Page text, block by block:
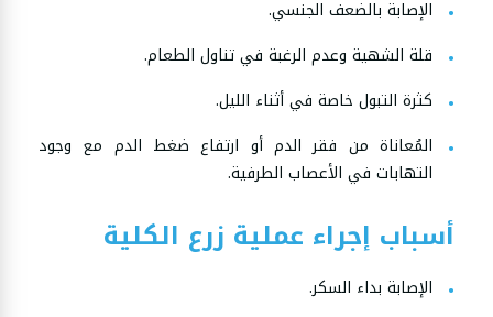
الإصابة بالضعف الجنسي.
قلة الشهية وعدم الرغبة في تناول الطعام.
كثرة التبول خاصة في أثناء الليل.
المُعاناة من فقر الدم أو ارتفاع ضغط الدم مع وجود
التهابات في الأعصاب الطرفية.
أسباب إجراء عملية زرع الكلية
الإصابة بداء السكر.